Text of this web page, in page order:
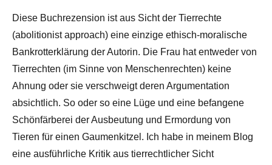
Diese Buchrezension ist aus Sicht der Tierrechte
(abolitionist approach) eine einzige ethisch-moralische
Bankrotterklärung der Autorin. Die Frau hat entweder von
Tierrechten (im Sinne von Menschenrechten) keine
Ahnung oder sie verschweigt deren Argumentation
absichtlich. So oder so eine Lüge und eine befangene
Schönfärberei der Ausbeutung und Ermordung von
Tieren für einen Gaumenkitzel. Ich habe in meinem Blog
eine ausführliche Kritik aus tierrechtlicher Sicht